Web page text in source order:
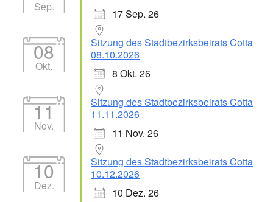
Sep.
17 Sep. 26
08
Okt.
Sitzung des Stadtbezirksbeirats Cotta
08.10.2026
8 Okt. 26
11
Nov.
Sitzung des Stadtbezirksbeirats Cotta
11.11.2026
11 Nov. 26
10
Dez.
Sitzung des Stadtbezirksbeirats Cotta
10.12.2026
10 Dez. 26